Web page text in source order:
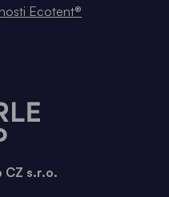
Ecotent®
CZ s.r.o.